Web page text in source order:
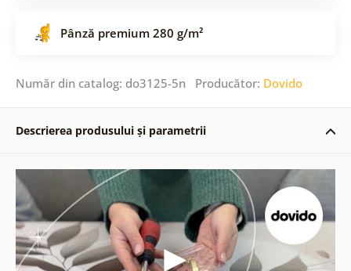
Pânză premium 280 g/m²
Număr din catalog: do3125-5n Producător: Dovido
Descrierea produsului și parametrii